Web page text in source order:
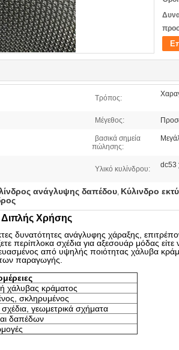
Τρόπος:
Μέγεθος:
βασικά σημεία
πώλησης:
Υλικό κυλίνδρου: dc53
ανάγλυψης δαπέδου, Κύλινδρο
Χρήσης
δυνατότητες ανάγλυφης χάραξης,
περίπλοκα σχέδια για αξεσουάρ μόδας είτε
από υψηλής ποιότητας χάλυβα
παραγωγής.
χάλυβας κράματος
σκληρυμένος
γεωμετρικά σχήματα
δαπέδων